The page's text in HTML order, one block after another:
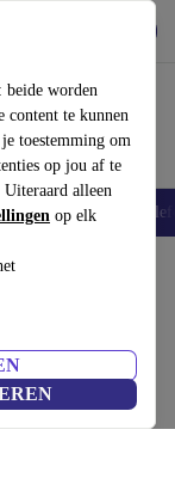
beide worden
content te kunnen
toestemming om
op jou af te
alleen
op elk
Accessoires